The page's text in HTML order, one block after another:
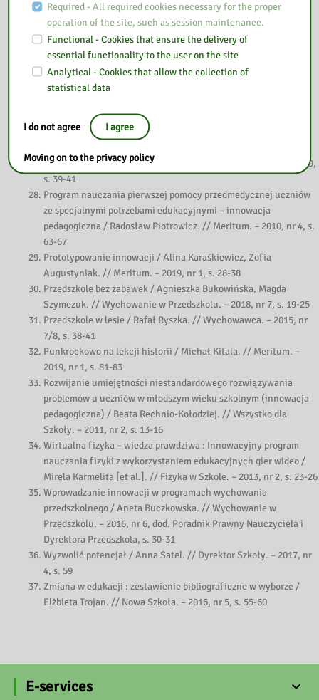
działań innowacyjnych w szkole / Maria Sykut. // Meritum. –
2019, nr 1, s. 45-50
Polonista innowacyjny ≠ polonista multimedialny / Marcin
Jurzysta. // Polonistyka. – 2012, nr 4, s. 22-23
Polonistyczne (i nie tylko) innowacje w szkole
ponadgimnazjalnej / Wioletta Poturała. // Język Polski w
Polskie szkoły szkołami dla innowatorów / Jan Fazlagić. //
Meritum. – 2019, nr 1, s. 2-9
na edukację / Joanna Obuchowska. // Życie Szkoły. – 2019, nr 9,
s. 39-41
Program nauczania pierwszej pomocy przedmedycznej uczniów
ze specjalnymi potrzebami edukacyjnymi – innowacja
pedagogiczna / Radosław Piotrowicz. // Meritum. – 2010, nr 4, s.
63-67
Prototypowanie innowacji / Alina Karaśkiewicz, Zofia
Augustyniak. // Meritum. – 2019, nr 1, s. 28-38
Przedszkole bez zabawek / Agnieszka Bukowińska, Magda
Szymczuk. // Wychowanie w Przedszkolu. – 2018, nr 7, s. 19-25
Przedszkole w lesie / Rafał Ryszka. // Wychowawca. – 2015, nr
7/8, s. 38-41
Punkrockowo na lekcji historii / Michał Kitala. // Meritum. –
2019, nr 1, s. 81-83
Rozwijanie umiejętności niestandardowego rozwiązywania
problemów u uczniów w młodszym wieku szkolnym (innowacja
pedagogiczna) / Beata Rechnio-Kołodziej. // Wszystko dla
Szkoły. – 2011, nr 2, s. 13-16
Wirtualna fizyka – wiedza prawdziwa : Innowacyjny program
nauczania fizyki z wykorzystaniem edukacyjnych gier wideo /
Mirela Karmelita [et al.]. // Fizyka w Szkole. – 2013, nr 2, s. 23-26
Wprowadzanie innowacji w programach wychowania
przedszkolnego / Aneta Buczkowska. // Wychowanie w
Przedszkolu. – 2016, nr 6, dod. Poradnik Prawny Nauczyciela i
Dyrektora Przedszkola, s. 30-31
Wyzwolić potencjał / Anna Satel. // Dyrektor Szkoły. – 2017, nr
4, s. 59
Zmiana w edukacji : zestawienie bibliograficzne w wyborze /
Elżbieta Trojan. // Nowa Szkoła. – 2016, nr 5, s. 55-60
E-services
Required - All required cookies necessary for the proper
operation of the site, such as session maintenance.
Functional - Cookies that ensure the delivery of
essential functionality to the user on the site
Analytical - Cookies that allow the collection of
statistical data
I do not agree I agree
Moving on to the privacy policy